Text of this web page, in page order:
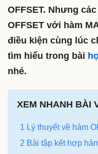
OFFSET. Nhưng
OFFSET với hàm
điều kiện cùng lúc
tìm hiểu trong bài
nhé.
XEM NHANH BÀI
1 Lý thuyết về hàm
2 Bài tập kết hợp